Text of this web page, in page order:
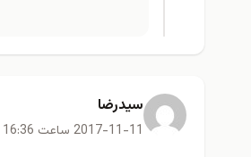
سیدرضا
2017-11-11 ساعت 16:36